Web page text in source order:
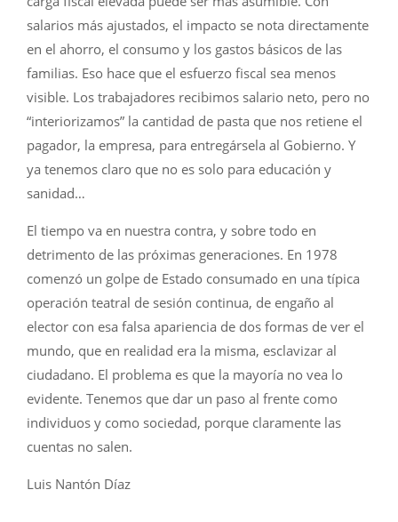
salarios más ajustados, el impacto se nota directamente
en el ahorro, el consumo y los gastos básicos de las
familias. Eso hace que el esfuerzo fiscal sea menos
visible. Los trabajadores recibimos salario neto, pero no
“interiorizamos” la cantidad de pasta que nos retiene el
pagador, la empresa, para entregársela al Gobierno. Y
ya tenemos claro que no es solo para educación y
sanidad…
El tiempo va en nuestra contra, y sobre todo en
detrimento de las próximas generaciones. En 1978
comenzó un golpe de Estado consumado en una típica
operación teatral de sesión continua, de engaño al
elector con esa falsa apariencia de dos formas de ver el
mundo, que en realidad era la misma, esclavizar al
ciudadano. El problema es que la mayoría no vea lo
evidente. Tenemos que dar un paso al frente como
individuos y como sociedad, porque claramente las
cuentas no salen.
Luis Nantón Díaz